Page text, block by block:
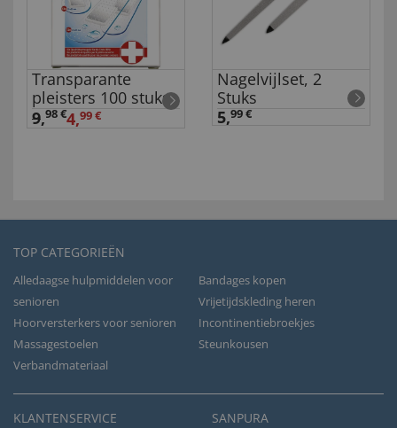
Transparante
pleisters 100 stuks
9,98 €4,99 €
Nagelvijlset, 2
Stuks
5,99 €
TOP CATEGORIEËN
Alledaagse hulpmiddelen voor
senioren
Bandages kopen
Vrijetijdskleding heren
Hoorversterkers voor senioren
Incontinentiebroekjes
Massagestoelen
Steunkousen
Verbandmateriaal
KLANTENSERVICE SANPURA